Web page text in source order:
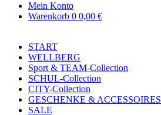
Mein Konto
Warenkorb 0 0,00 €
START
WELLBERG
Sport & TEAM-Collection
SCHUL-Collection
CITY-Collection
GESCHENKE & ACCESSOIRES
SALE